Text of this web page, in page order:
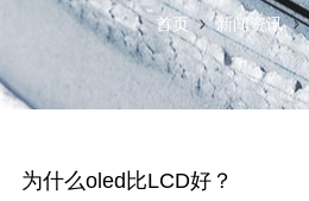
首页 新闻资讯
为什么oled比LCD好？